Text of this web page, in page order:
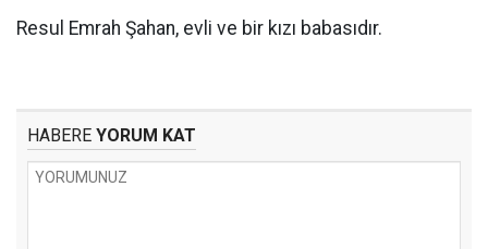
Resul Emrah Şahan, evli ve bir kızı babasıdır.
HABERE YORUM KAT